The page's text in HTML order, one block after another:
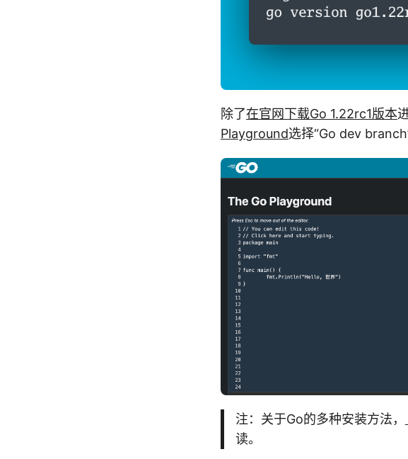
除了在官网下载Go 1.22rc1版本
Playground选择“Go dev
注：关于Go的多种安装方法，
读。